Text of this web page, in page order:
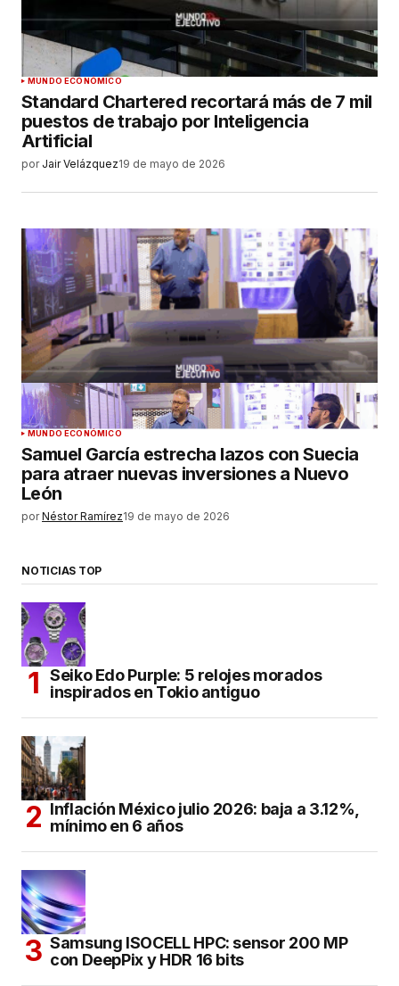
MUNDO ECONÓMICO
Standard Chartered recortará más de 7 mil
puestos de trabajo por Inteligencia
Artificial
por Jair Velázquez19 de mayo de 2026
MUNDO ECONÓMICO
Samuel García estrecha lazos con Suecia
para atraer nuevas inversiones a Nuevo
León
por Néstor Ramírez19 de mayo de 2026
NOTICIAS TOP
Seiko Edo Purple: 5 relojes morados
inspirados en Tokio antiguo
Inflación México julio 2026: baja a 3.12%,
mínimo en 6 años
Samsung ISOCELL HPC: sensor 200 MP
con DeepPix y HDR 16 bits